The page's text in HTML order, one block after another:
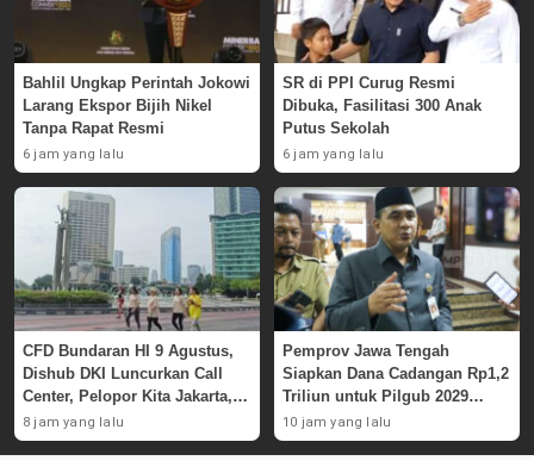
Bahlil Ungkap Perintah Jokowi
Larang Ekspor Bijih Nikel
Tanpa Rapat Resmi
6 jam yang lalu
SR di PPI Curug Resmi
Dibuka, Fasilitasi 300 Anak
Putus Sekolah
6 jam yang lalu
CFD Bundaran HI 9 Agustus,
Dishub DKI Luncurkan Call
Center, Pelopor Kita Jakarta,
dan Rute Baru Transjakarta
8 jam yang lalu
Pemprov Jawa Tengah
Siapkan Dana Cadangan Rp1,2
Triliun untuk Pilgub 2029
Bertahap Mulai 2027
10 jam yang lalu